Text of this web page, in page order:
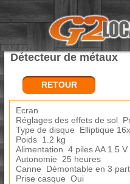
Détecteur de métaux
RETOUR
Ecran
Réglages des effets de sol
Type de disque Elliptique
Poids 1.2 kg
Alimentation 4 piles AA 1.5 V
Autonomie 25 heures
Canne Démontable en 3
Prise casque Oui